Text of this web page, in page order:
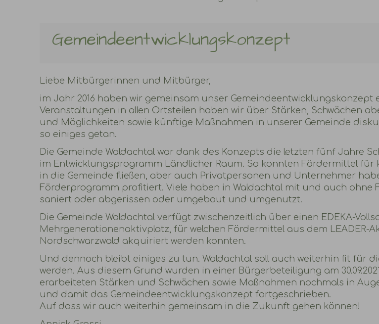
Gemeindeentwicklungskonzept
Liebe Mitbürgerinnen und Mitbürger,
im Jahr 2016 haben wir gemeinsam unser Gemeindeentwicklungskonzept
Veranstaltungen in allen Ortsteilen haben wir über Stärken, Schwächen
und Möglichkeiten sowie künftige Maßnahmen in unserer Gemeinde
so einiges getan.
Die Gemeinde Waldachtal war dank des Konzepts die letzten fünf Jahre
im Entwicklungsprogramm Ländlicher Raum. So konnten Fördermittel für
in die Gemeinde fließen, aber auch Privatpersonen und Unternehmer
Förderprogramm profitiert. Viele haben in Waldachtal mit und auch ohne
saniert oder abgerissen oder umgebaut und umgenutzt.
Die Gemeinde Waldachtal verfügt zwischenzeitlich über einen EDEKA-
Mehrgenerationenaktivplatz, für welchen Fördermittel aus dem LEADER-
Nordschwarzwald akquiriert werden konnten.
Und dennoch bleibt einiges zu tun. Waldachtal soll auch weiterhin fit für
werden. Aus diesem Grund wurden in einer Bürgerbeteiligung am
erarbeiteten Stärken und Schwächen sowie Maßnahmen nochmals in
und damit das Gemeindeentwicklungskonzept fortgeschrieben.
Auf dass wir auch weiterhin gemeinsam in die Zukunft gehen können!